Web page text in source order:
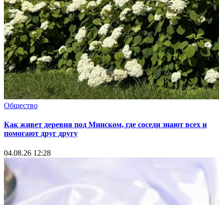
Общество
Как живет деревня под Минском, где соседи знают всех и
помогают друг другу
04.08.26 12:28